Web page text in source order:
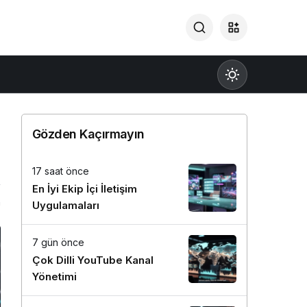
Gündüz Modu
Gündüz modunu seçin.
Gece Modu
Sistem Modu
Gözden Kaçırmayın
17 saat önce
En İyi Ekip İçi İletişim
Uygulamaları
7 gün önce
Çok Dilli YouTube Kanal
Yönetimi